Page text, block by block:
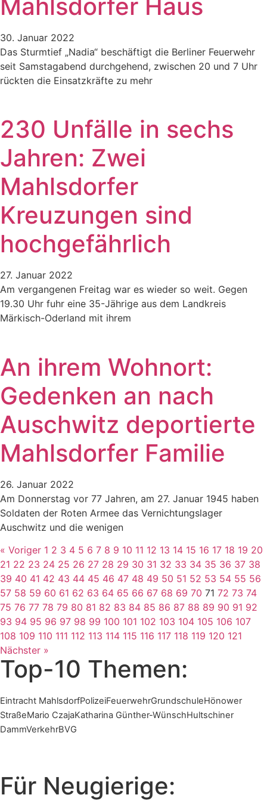
Mahlsdorfer Haus
30. Januar 2022
Das Sturmtief „Nadia“ beschäftigt die Berliner Feuerwehr
seit Samstagabend durchgehend, zwischen 20 und 7 Uhr
rückten die Einsatzkräfte zu mehr
230 Unfälle in sechs
Jahren: Zwei
Mahlsdorfer
Kreuzungen sind
hochgefährlich
27. Januar 2022
Am vergangenen Freitag war es wieder so weit. Gegen
19.30 Uhr fuhr eine 35-Jährige aus dem Landkreis
Märkisch-Oderland mit ihrem
An ihrem Wohnort:
Gedenken an nach
Auschwitz deportierte
Mahlsdorfer Familie
26. Januar 2022
Am Donnerstag vor 77 Jahren, am 27. Januar 1945 haben
Soldaten der Roten Armee das Vernichtungslager
Auschwitz und die wenigen
« Voriger 1 2 3 4 5 6 7 8 9 10 11 12 13 14 15 16 17 18 19 20
21 22 23 24 25 26 27 28 29 30 31 32 33 34 35 36 37 38
39 40 41 42 43 44 45 46 47 48 49 50 51 52 53 54 55 56
57 58 59 60 61 62 63 64 65 66 67 68 69 70 71 72 73 74
75 76 77 78 79 80 81 82 83 84 85 86 87 88 89 90 91 92
93 94 95 96 97 98 99 100 101 102 103 104 105 106 107
108 109 110 111 112 113 114 115 116 117 118 119 120 121
Nächster »
Top-10 Themen:
Eintracht MahlsdorfPolizeiFeuerwehrGrundschuleHönower
StraßeMario CzajaKatharina Günther-WünschHultschiner
DammVerkehrBVG
Für Neugierige: